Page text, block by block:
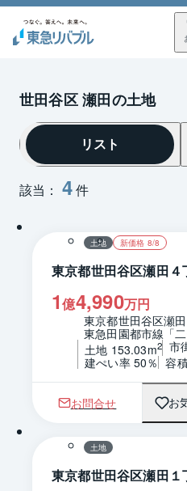
世田谷区 瀬田の土地
該当： 4件
リスト
土地 新価格 8/8
東京都世田谷区瀬田４
1億4,990万円
東京都世田谷区瀬
東急田園都市線「
土地 153.03m2 市
建ぺい率 50％ 容
お問合せ お
土地
東京都世田谷区瀬田１